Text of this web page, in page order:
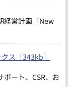
経営計画「New
ス［343kb］
ポート、CSR、お